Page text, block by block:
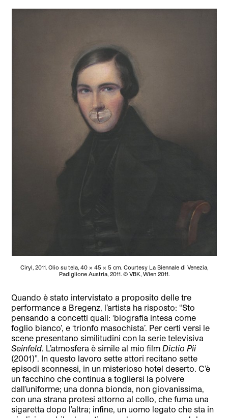
Ciryl, 2011. Olio su tela, 40 x 45 x 5 cm. Courtesy La Biennale di Venezia,
Padiglione Austria, 2011. © VBK, Wien 2011.
Quando è stato intervistato a proposito delle tre
performance a Bregenz, l’artista ha risposto: “Sto
pensando a concetti quali: ‘biografia intesa come
foglio bianco’, e ‘trionfo masochista’. Per certi versi le
scene presentano similitudini con la serie televisiva
Seinfeld. L’atmosfera è simile al mio filmDictio Pii
(2001)”. In questo lavoro sette attori recitano sette
episodi sconnessi, in un misterioso hotel deserto. C’è
un facchino che continua a togliersi la polvere
dall’uniforme; una donna bionda, non giovanissima,
con una strana protesi attorno al collo, che fuma una
sigaretta dopo l’altra; infine, un uomo legato che sta in